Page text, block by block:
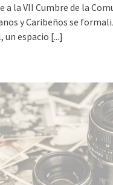
a la VII Cumbre de la
y Caribeños se
un espacio [...]